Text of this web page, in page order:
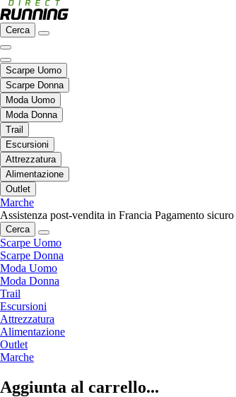
Cerca
Scarpe Uomo
Scarpe Donna
Moda Uomo
Moda Donna
Trail
Escursioni
Attrezzatura
Alimentazione
Outlet
Marche
Assistenza post-vendita in Francia Pagamento sicuro
Cerca
Scarpe Uomo
Scarpe Donna
Moda Uomo
Moda Donna
Trail
Escursioni
Attrezzatura
Alimentazione
Outlet
Marche
Aggiunta al carrello...